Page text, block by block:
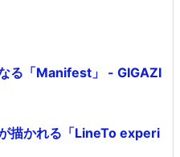
る「Manifest」 - GIGAZI
描かれる「LineTo experi